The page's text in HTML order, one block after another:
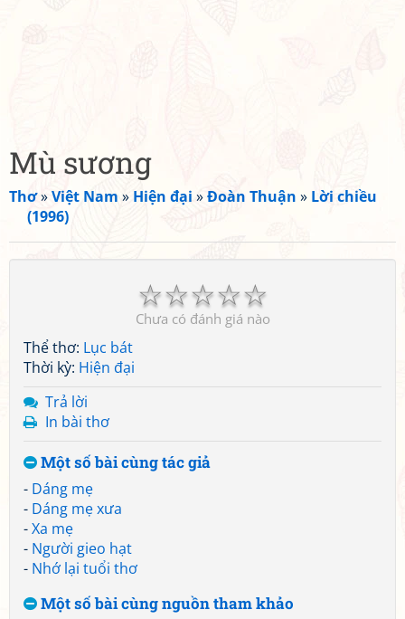
Mù sương
Thơ»Việt Nam » Hiện đại »Đoàn Thuận » Lời chiều
(1996)
☆
☆
☆
☆
☆
Chưa có đánh giá nào
Thể thơ: Lục bát
Thời kỳ: Hiện đại
Trả lời
In bài thơ
Một số bài cùng tác giả
- Dáng mẹ
- Dáng mẹ xưa
-Xa mẹ
- Người gieo hạt
- Nhớ lại tuổi thơ
Một số bài cùng nguồn tham khảo